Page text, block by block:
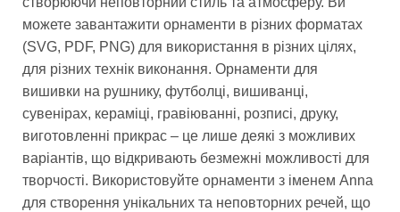
можете завантажити орнаменти в різних форматах
(SVG, PDF, PNG) для використання в різних цілях,
для різних технік виконання. Орнаменти для
вишивки на рушнику, футболці, вишиванці,
сувенірах, кераміці, гравіюванні, розписі, друку,
виготовленні прикрас – це лише деякі з можливих
варіантів, що відкривають безмежні можливості для
творчості. Використовуйте орнаменти з іменем Anna
для створення унікальних та неповторних речей, що